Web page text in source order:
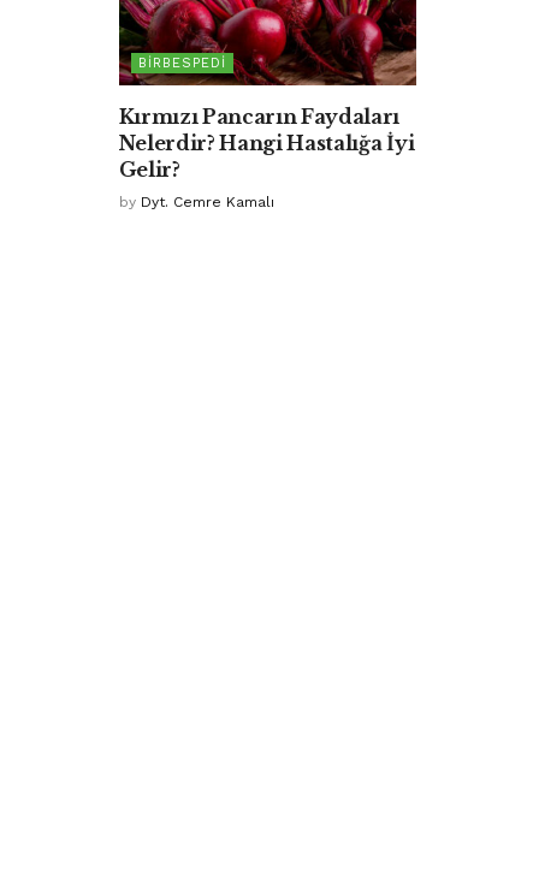
BIRBESPEDI
Kırmızı Pancarın Faydaları
Nelerdir? Hangi Hastalığa İyi
Gelir?
by Dyt. Cemre Kamalı